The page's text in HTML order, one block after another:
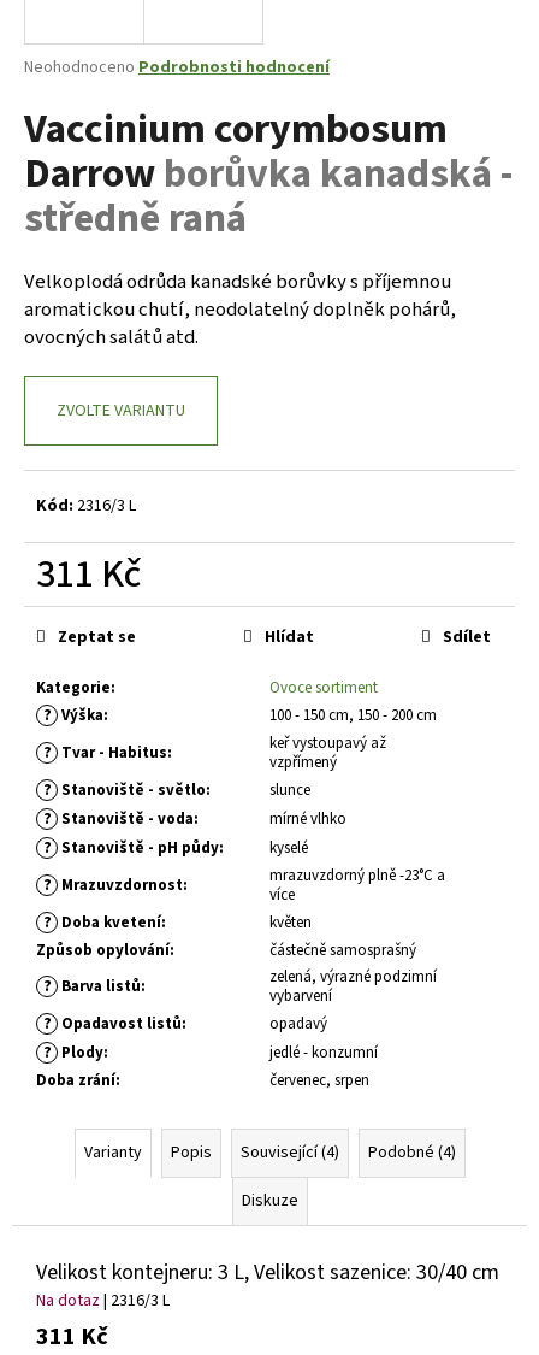
Průměrné
produktu
je
0,0
z
hvězdiček.
Neohodnoceno Podrobnosti hodnocení
Vaccinium corymbosum
Darrowborůvka kanadská -
středně raná
Velkoplodá odrůda kanadské borůvky s příjemnou
aromatickou chutí, neodolatelný doplněk pohárů,
ovocných salátů atd.
ZVOLTE VARIANTU
Kód: 2316/3 L
311 Kč
Měrná
cena:
Kategorie: Ovoce sortiment
? Výška: 100 - 150 cm, 150 - 200 cm
? Tvar - Habitus:
keř vystoupavý až
vzpřímený
? Stanoviště - světlo: slunce
? Stanoviště - voda: mírné vlhko
? Stanoviště - pH půdy: kyselé
? Mrazuvzdornost:
mrazuvzdorný plně -23°C a
více
? Doba kvetení:
květen
Způsob opylování: částečně samosprašný
? Barva listů:
zelená, výrazné podzimní
vybarvení
? Opadavost listů: opadavý
? Plody:
jedlé - konzumní
Doba zrání: červenec, srpen
Zeptat se Hlídat Sdílet
Varianty Popis Související (4)
Podobné (4)
Diskuze
Velikost kontejneru: 3 L, Velikost sazenice: 30/40 cm
Na dotaz| 2316/3 L
311 Kč
j
t
?
HLEDAT
D
p
o
č
m
HEMEROCALLIS
DARIA
DENIVKA
ZAHRADNÍ
143
Kč